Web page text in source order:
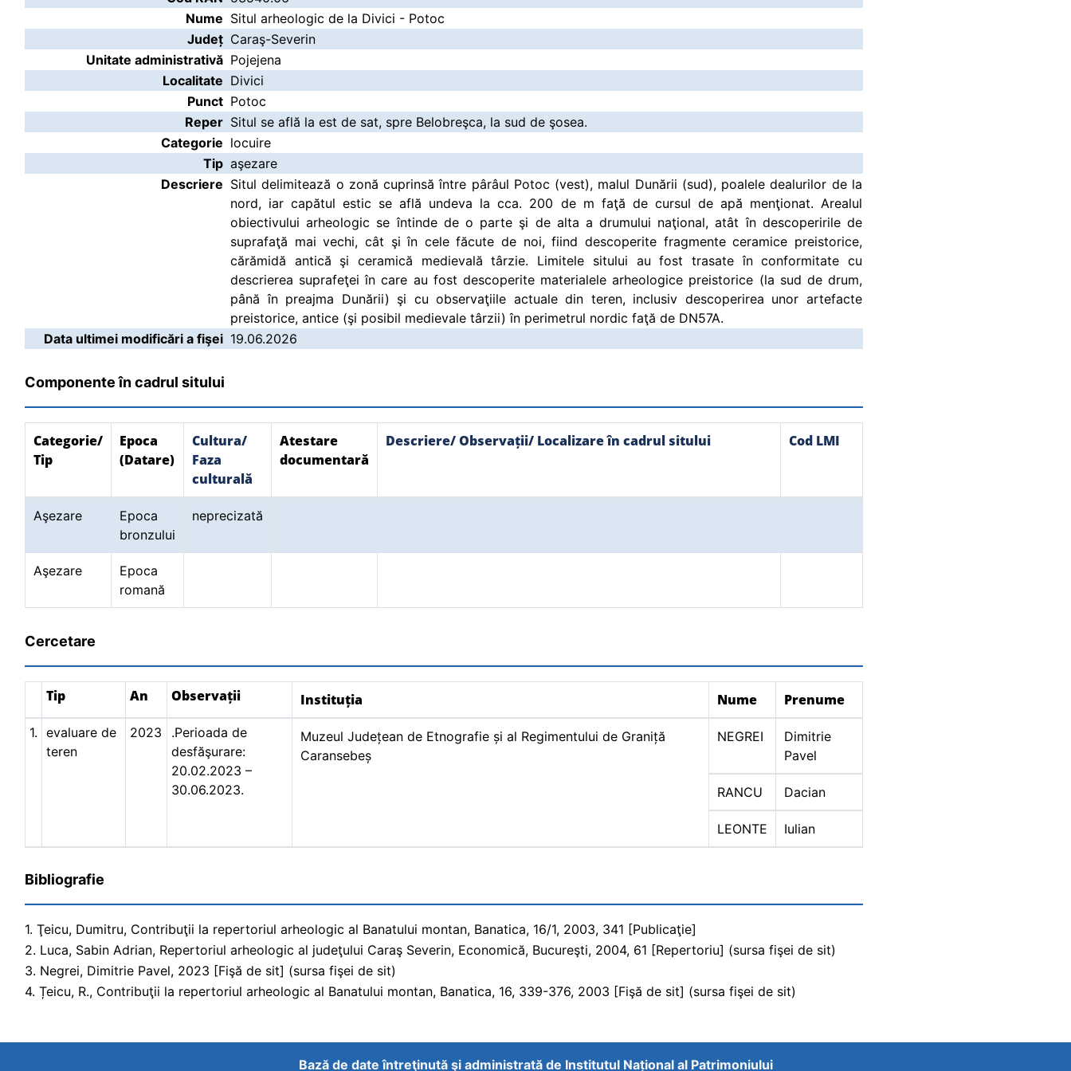
Nume Situl arheologic de la Divici - Potoc
Județ Caraş-Severin
Unitate administrativă Pojejena
Localitate Divici
Punct Potoc
Reper Situl se află la est de sat, spre Belobreşca, la sud de şosea.
Categorie locuire
Tip aşezare
Descriere Situl delimitează o zonă cuprinsă între pârâul Potoc (vest), malul Dunării (sud), poalele dealurilor de la
nord, iar capătul estic se află undeva la cca. 200 de m faţă de cursul de apă menţionat. Arealul
obiectivului arheologic se întinde de o parte şi de alta a drumului naţional, atât în descoperirile de
suprafaţă mai vechi, cât şi în cele făcute de noi, fiind descoperite fragmente ceramice preistorice,
cărămidă antică şi ceramică medievală târzie. Limitele sitului au fost trasate în conformitate cu
descrierea suprafeţei în care au fost descoperite materialele arheologice preistorice (la sud de drum,
până în preajma Dunării) şi cu observaţiile actuale din teren, inclusiv descoperirea unor artefacte
preistorice, antice (şi posibil medievale târzii) în perimetrul nordic faţă de DN57A.
Data ultimei modificări a fişei 19.06.2026
Componente în cadrul sitului
Categorie/
Tip
Epoca
(Datare)
Cultura/
Faza
culturală
Atestare
documentară
Descriere/ Observații/ Localizare în cadrul sitului Cod LMI
Aşezare
Epoca
bronzului
neprecizată
Aşezare
Epoca
romană
Cercetare
Tip An Observații Instituția Nume Prenume
1. evaluare de
teren
2023
.Perioada de
desfăşurare:
20.02.2023 –
30.06.2023.
Muzeul Județean de Etnografie și al Regimentului de Graniță
Caransebeș
NEGREI
Dimitrie
Pavel
RANCU Dacian
LEONTE Iulian
Bibliografie
1. Ţeicu, Dumitru, Contribuţii la repertoriul arheologic al Banatului montan, Banatica, 16/1, 2003, 341 [Publicaţie]
2. Luca, Sabin Adrian, Repertoriul arheologic al judeţului Caraş Severin, Economică, Bucureşti, 2004, 61 [Repertoriu] (sursa fişei de sit)
3. Negrei, Dimitrie Pavel, 2023 [Fişă de sit] (sursa fişei de sit)
4. Țeicu, R., Contribuţii la repertoriul arheologic al Banatului montan, Banatica, 16, 339-376, 2003 [Fişă de sit] (sursa fişei de sit)
Bază de date întreţinută şi administrată de Institutul Național al Patrimoniului